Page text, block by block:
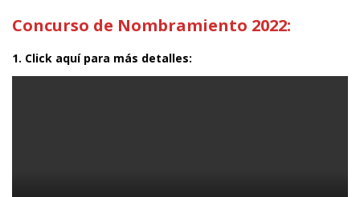
Concurso de Nombramiento 2022:
1. Click aquí para más detalles: